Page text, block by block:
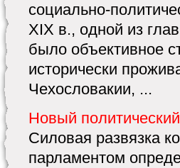
социально-
XIX в., одной из
было объективное
исторически
Чехословакии, ...
Новый
Силовая развязка
парламентом